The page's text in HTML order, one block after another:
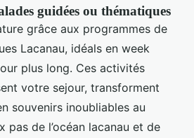
guidées ou thématiques
grâce aux programmes de
Lacanau, idéals en week
plus long. Ces activités
votre sejour, transforment
souvenirs inoubliables au
pas de l’océan lacanau et de